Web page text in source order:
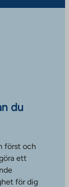
du
först och
ett
för dig